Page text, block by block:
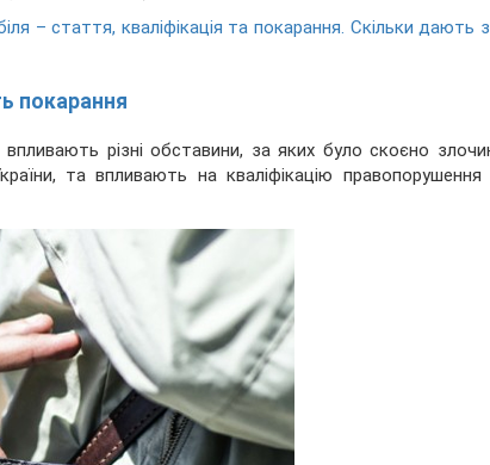
– стаття, кваліфікація та покарання. Скільки дають
покарання
різні обставини, за яких було скоєно
та впливають на кваліфікацію правопорушення